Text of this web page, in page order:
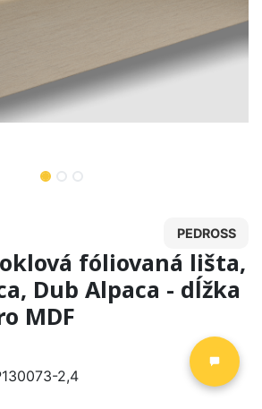
PEDROSS
fóliovaná lišta,
Dub Alpaca - dĺžka
MDF
2,4